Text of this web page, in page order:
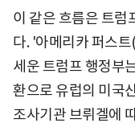
이 같은 흐름은 트럼
다. '아메리카 퍼스
세운 트럼프 행정부
환으로 유럽의 미국
조사기관 브뤼겔에